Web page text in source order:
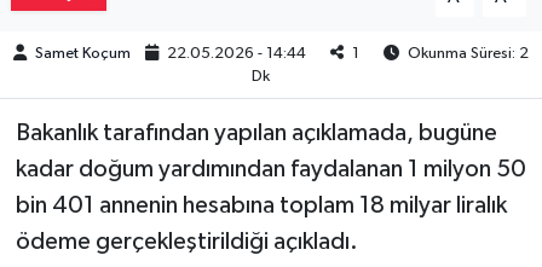
Samet Koçum 22.05.2026 - 14:44 1
Okunma Süresi: 2
Dk
Bakanlık tarafından yapılan açıklamada, bugüne
kadar doğum yardımından faydalanan 1 milyon 50
bin 401 annenin hesabına toplam 18 milyar liralık
ödeme gerçekleştirildiği açıkladı.
Teknoloji